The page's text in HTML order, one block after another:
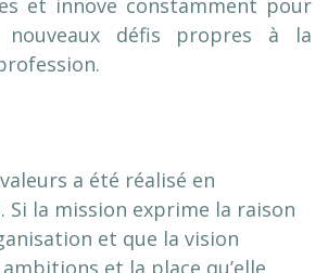
et innove constamment pour
nouveaux défis propres à la
a été réalisé en
Si la mission exprime la raison
et que la vision
et la place qu’elle